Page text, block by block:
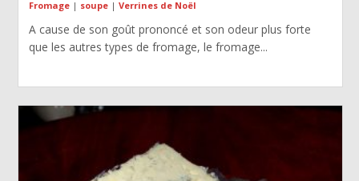
Fromage| soupe| Verrines de Noël
A cause de son goût prononcé et son odeur plus forte
que les autres types de fromage, le fromage...